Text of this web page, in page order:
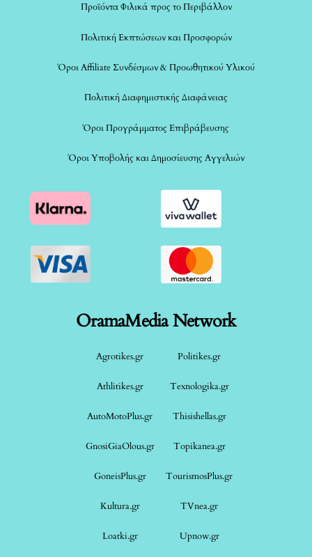
Προϊόντα Φιλικά προς το Περιβάλλον
Πολιτική Εκπτώσεων και Προσφορών
Όροι Affiliate Συνδέσμων & Προωθητικού Υλικού
Πολιτική Διαφημιστικής Διαφάνειας
Όροι Προγράμματος Επιβράβευσης
Όροι Υποβολής και Δημοσίευσης Αγγελιών
OramaMedia Network
Agrotikes.gr Politikes.gr
Athlitikes.gr Texnologika.gr
AutoMotoPlus.gr Thisishellas.gr
GnosiGiaOlous.gr Topikanea.gr
GoneisPlus.gr TourismosPlus.gr
Kultura.gr TVnea.gr
Loatki.gr Upnow.gr